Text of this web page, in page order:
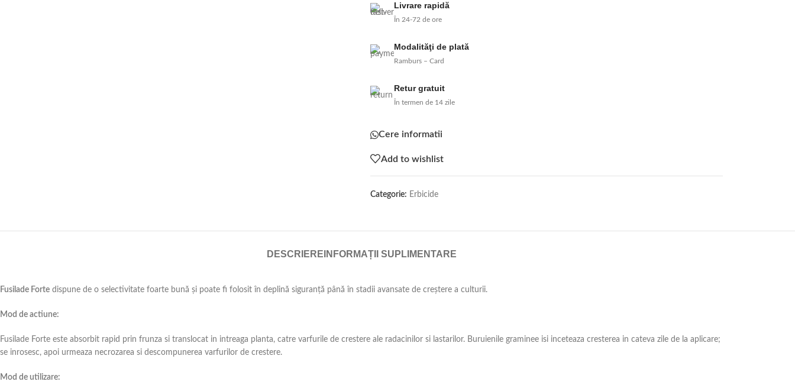
Livrare rapidă
În 24-72 de ore
Modalităţi de plată
Ramburs – Card
Retur gratuit
În termen de 14 zile
Cere informatii
Add to wishlist
Categorie: Erbicide
DESCRIERE INFORMAȚII SUPLIMENTARE
Fusilade Forte dispune de o selectivitate foarte bună şi poate fi folosit în deplină siguranţă până în stadii avansate de creştere a culturii.
Mod de actiune:
Fusilade Forte este absorbit rapid prin frunza si translocat in intreaga planta, catre varfurile de crestere ale radacinilor si lastarilor. Buruienile graminee isi inceteaza cresterea in cateva zile de la aplicare;
se inrosesc, apoi urmeaza necrozarea si descompunerea varfurilor de crestere.
Mod de utilizare: